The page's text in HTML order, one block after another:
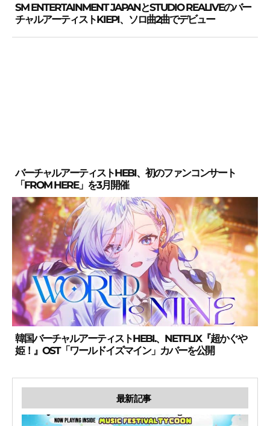
SM ENTERTAINMENT JAPANとSTUDIO REALIVEのバー
チャルアーティストKIEPI、ソロ曲2曲でデビュー
バーチャルアーティストHEBI、初のファンコンサート
「FROM HERE」を3月開催
韓国バーチャルアーティストHEBI.、NETFLIX『超かぐや
姫！』OST「ワールドイズマイン」カバーを公開
最新記事